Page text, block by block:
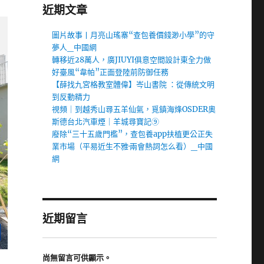
近期文章
圖片故事丨月亮山瑤寨“查包養價錢渺小學”的守
夢人_中國網
轉移近28萬人，廣JIUYI俱意空間設計東全力做
好臺風“韋帕”正面登陸前防御任務
【薛找九宮格教室體偉】岑山書院 ：從傳統文明
到反動精力
視頻｜到越秀山尋五羊仙氣，覓鎮海烽OSDER奧
斯德台北汽車煙｜羊城尋寶記⑨
廢除“三十五歲門檻”，查包養app扶植更公正失
業市場（平易近生不雅·兩會熱詞怎么看）_中國
網
近期留言
尚無留言可供顯示。